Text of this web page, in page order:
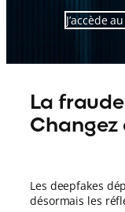
J’accède
La
Changez
Les deepfakes
désormais les